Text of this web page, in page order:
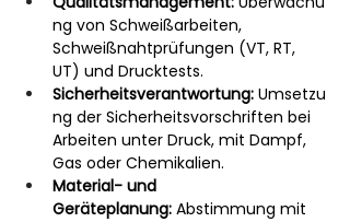
ng von Schweißarbeiten,
Schweißnahtprüfungen (VT, RT,
UT) und Drucktests.
Sicherheitsverantwortung: Umsetzu
ng der Sicherheitsvorschriften bei
Arbeiten unter Druck, mit Dampf,
Gas oder Chemikalien.
Material- und
Geräteplanung: Abstimmung mit